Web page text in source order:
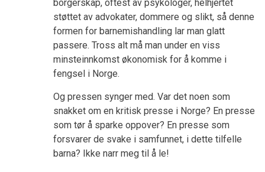
borgerskap, oftest av psykologer, helhjertet
støttet av advokater, dommere og slikt, så denne
formen for barnemishandling lar man glatt
passere. Tross alt må man under en viss
minsteinnkomst økonomisk for å komme i
fengsel i Norge.
Og pressen synger med. Var det noen som
snakket om en kritisk presse i Norge? En presse
som tør å sparke oppover? En presse som
forsvarer de svake i samfunnet, i dette tilfelle
barna? Ikke narr meg til å le!